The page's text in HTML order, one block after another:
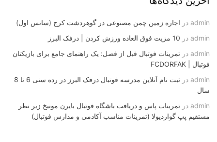
admin در اجاره زمین چمن مصنوعی در گوهردشت کرج (سانس اول)
admin در 10 مزیت فوق العاده ورزش کردن | درفک البرز
admin در تمرینات فوتبال قبل از فصل: یک راهنمای جامع برای بازیکنان
فوتبال | FCDORFAK
admin در
ثبت نام آنلاین مدرسه فوتبال درفک البرز در رده سنی 6 تا 8
سال
admin در تمرینات پاس و دریافت باشگاه فوتبال بایرن مونیخ زیر نظر
مستقیم پپ گواردیولا (تمرینات مناسب آکادمی و مدارس فوتبال)